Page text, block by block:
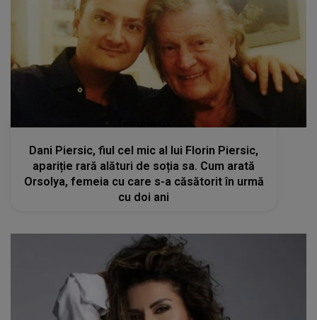
Dani Piersic, fiul cel mic al lui Florin Piersic,
apariție rară alături de soția sa. Cum arată
Orsolya, femeia cu care s-a căsătorit în urmă
cu doi ani